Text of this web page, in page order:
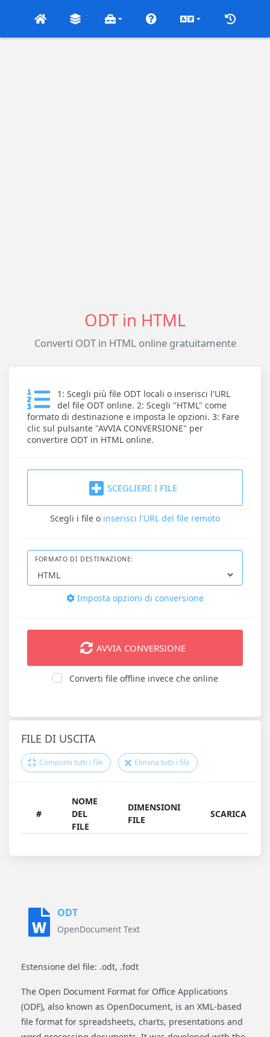
ODT in HTML
Converti ODT in HTML online gratuitamente
1: Scegli più file ODT locali o inserisci l'URL
del file ODT online. 2: Scegli "HTML" come
formato di destinazione e imposta le opzioni. 3: Fare
clic sul pulsante "AVVIA CONVERSIONE" per
convertire ODT in HTML online.
SCEGLIERE I FILE
Scegli i file o inserisci l'URL del file remoto
FORMATO DI DESTINAZIONE:
Imposta opzioni di conversione
AVVIA CONVERSIONE
Converti file offline invece che online
FILE DI USCITA
Comprimi tutti i file Elimina tutti i file
#
NOME
DEL
FILE
DIMENSIONI
FILE
SCARICA
ODT
OpenDocument Text
Estensione del file: .odt, .fodt
The Open Document Format for Office Applications
(ODF), also known as OpenDocument, is an XML-based
file format for spreadsheets, charts, presentations and